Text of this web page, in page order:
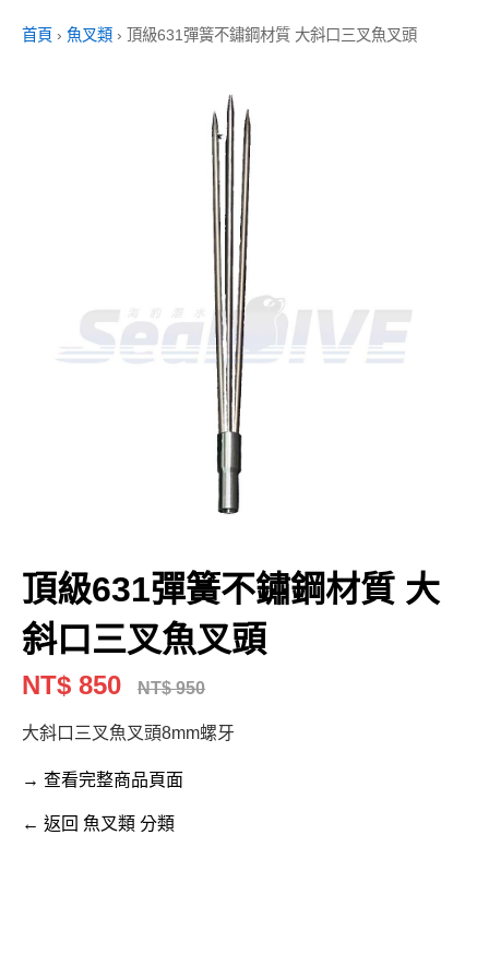
首頁 › 魚叉類 › 頂級631彈簧不鏽鋼材質 大斜口三叉魚叉頭
頂級631彈簧不鏽鋼材質 大
斜口三叉魚叉頭
NT$ 850 NT$ 950
大斜口三叉魚叉頭8mm螺牙
→ 查看完整商品頁面
← 返回 魚叉類 分類